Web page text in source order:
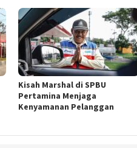
Kisah Marshal di SPBU
Pertamina Menjaga
Kenyamanan Pelanggan